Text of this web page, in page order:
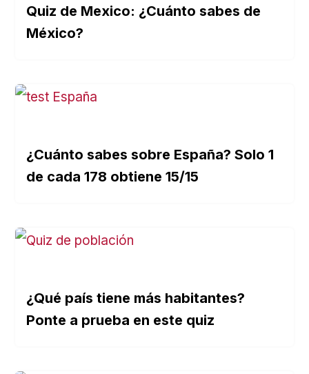
Quiz de Mexico: ¿Cuánto sabes de
México?
¿Cuánto sabes sobre España? Solo 1
de cada 178 obtiene 15/15
¿Qué país tiene más habitantes?
Ponte a prueba en este quiz